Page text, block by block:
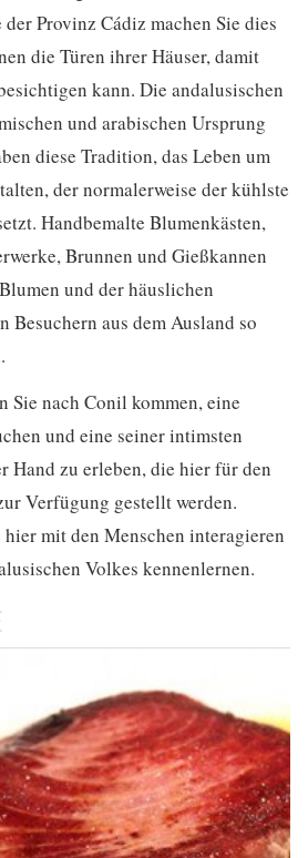
Provinz Cádiz machen Sie dies
die Türen ihrer Häuser, damit
kann. Die andalusischen
und arabischen Ursprung
diese Tradition, das Leben um
der normalerweise der kühlste
Handbemalte Blumenkästen,
Brunnen und Gießkannen
und der häuslichen
Besuchern aus dem Ausland so
Sie nach Conil kommen, eine
und eine seiner intimsten
Hand zu erleben, die hier für den
Verfügung gestellt werden.
hier mit den Menschen interagieren
Volkes kennenlernen.